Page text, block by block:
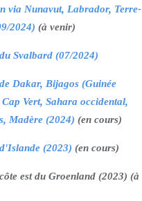
via Nunavut, Labrador, Terre-
2024) (à venir)
Svalbard (07/2024)
Dakar, Bijagos (Guinée
Vert, Sahara occidental,
Madère (2024) (en cours)
(2023) (en cours)
est du Groenland (2023) (à